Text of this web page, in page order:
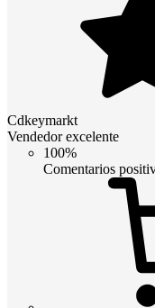
Cdkeymarkt
Vendedor excelente
100%
Comentarios